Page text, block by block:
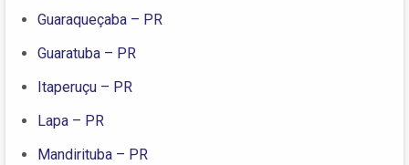
Guaraqueçaba – PR
Guaratuba – PR
Itaperuçu – PR
Lapa – PR
Mandirituba – PR